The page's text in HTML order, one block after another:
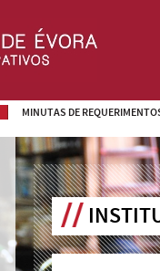
MINUTAS DE